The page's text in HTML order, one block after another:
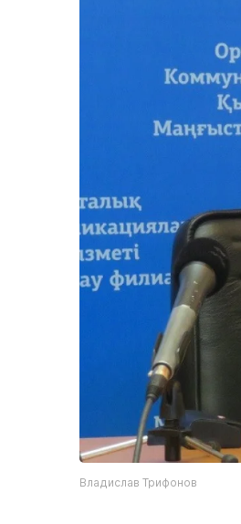
Владислав Трифонов